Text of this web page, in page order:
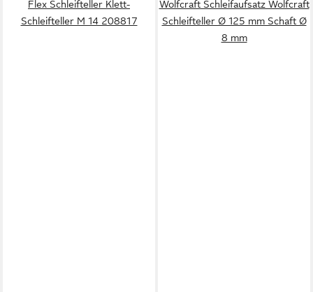
Flex Schleifteller Klett-
Schleifteller M 14 208817
Wolfcraft Schleifaufsatz Wolfcraft
Schleifteller Ø 125 mm Schaft Ø
8 mm